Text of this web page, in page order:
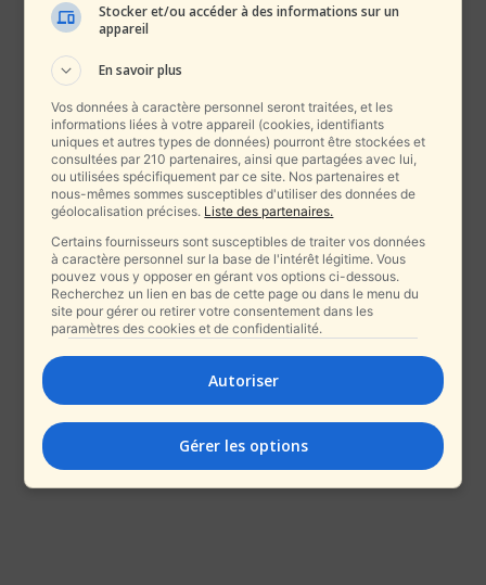
Stocker et/ou accéder à des informations sur un
appareil
En savoir plus
Vos données à caractère personnel seront traitées, et les
informations liées à votre appareil (cookies, identifiants
uniques et autres types de données) pourront être stockées et
consultées par 210 partenaires, ainsi que partagées avec lui,
ou utilisées spécifiquement par ce site. Nos partenaires et
nous-mêmes sommes susceptibles d'utiliser des données de
géolocalisation précises. Liste des partenaires.
Certains fournisseurs sont susceptibles de traiter vos données
à caractère personnel sur la base de l'intérêt légitime. Vous
pouvez vous y opposer en gérant vos options ci-dessous.
Recherchez un lien en bas de cette page ou dans le menu du
site pour gérer ou retirer votre consentement dans les
paramètres des cookies et de confidentialité.
Autoriser
Gérer les options